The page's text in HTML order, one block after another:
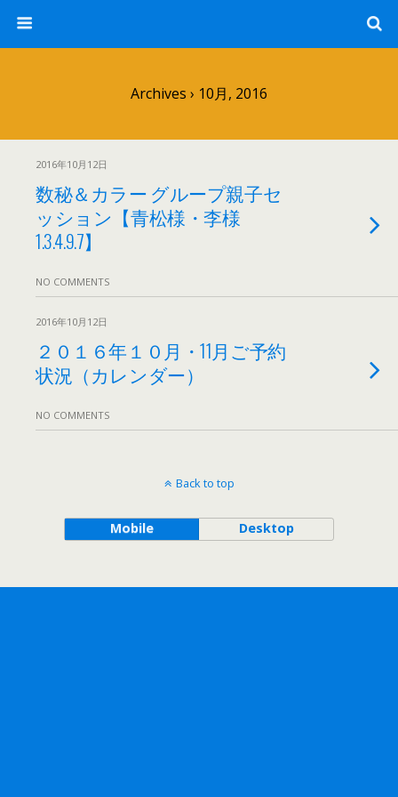
Archives › 10月, 2016
2016年10月12日
数秘＆カラー グループ親子セ
ッション【青松様・李様
1.3.4.9.7】
NO COMMENTS
2016年10月12日
２０１６年１０月・11月ご予約
状況（カレンダー）
NO COMMENTS
Back to top
Mobile Desktop